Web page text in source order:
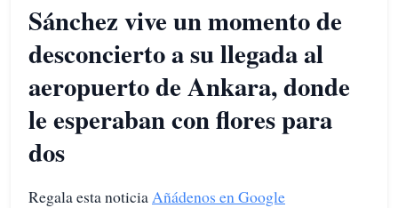
Sánchez vive un momento de
desconcierto a su llegada al
aeropuerto de Ankara, donde
le esperaban con flores para
dos
Regala esta noticia Añádenos en Google